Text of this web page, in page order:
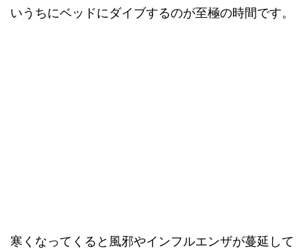
いうちにベッドにダイブするのが至極の時間です。
寒くなってくると風邪やインフルエンザが蔓延して